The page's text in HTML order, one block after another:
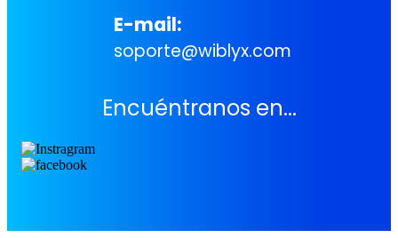
E-mail:
soporte@wiblyx.com
Encuéntranos en...